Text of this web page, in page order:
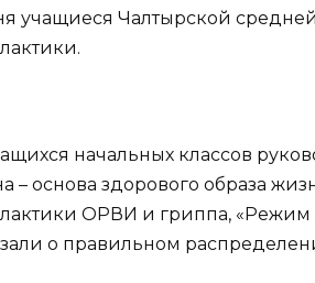
учащиеся Чалтырской
начальных классов
– основа здорового образа
ОРВИ и гриппа, «Режим
о правильном